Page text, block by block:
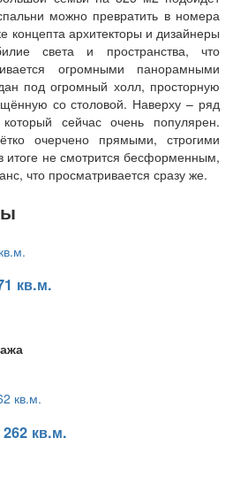
можно превратить в номера
концепта архитекторы и дизайнеры
света и пространства, что
огромными панорамными
под огромный холл, просторную
со столовой. Наверху – ряд
сейчас очень популярен.
очерчено прямыми, строгими
итоге не смотрится бесформенным,
что просматривается сразу же.
кв.м.
кв.м.